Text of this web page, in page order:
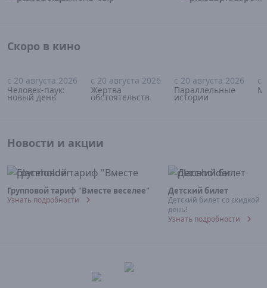
Скоро в кино
16+
с 20 августа 2026
Человек-паук:
новый день
18+
с 20 августа 2026
Жертва
обстоятельств
18+
с 20 августа 2026
Параллельные
истории
с
Новости и акции
Групповой тариф "Вместе веселее"
Узнать подробности
Детский билет
Детский билет со скидкой
день!
Узнать подробности